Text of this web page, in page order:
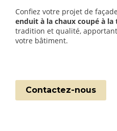
Confiez votre projet de
enduit à la chaux coupé à la
tradition et qualité,
votre bâtiment.
Contactez-nous